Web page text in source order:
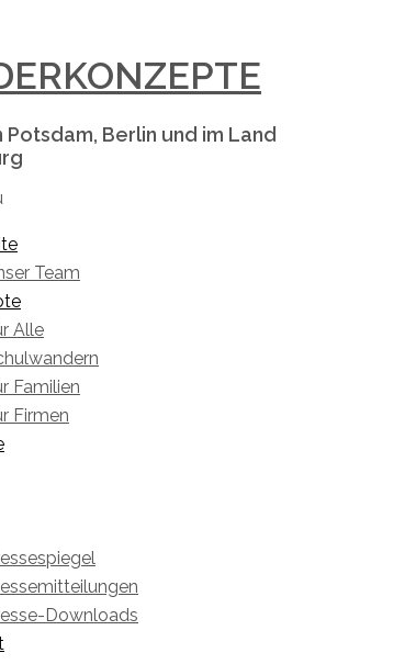
Potsdam, Berlin und im Land
Team
Alle
Familien
Firmen
Downloads